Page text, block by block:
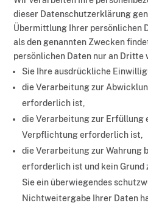
dieser Datenschutzerklärung
Übermittlung Ihrer persönlichen
als den genannten Zwecken
persönlichen Daten nur an Dritte
Sie Ihre ausdrückliche
die Verarbeitung zur
erforderlich ist,
die Verarbeitung zur Erfüllung
Verpflichtung erforderlich ist,
die Verarbeitung zur Wahrung
erforderlich ist und kein Grund
Sie ein überwiegendes
Nichtweitergabe Ihrer Daten